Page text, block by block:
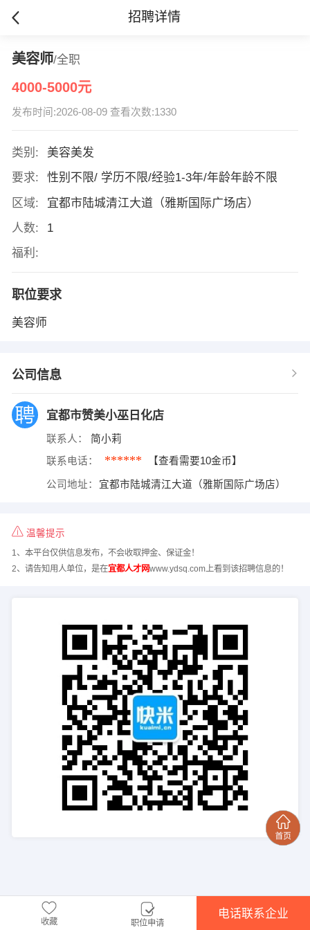
招聘详情
美容师/全职
4000-5000元
发布时间:2026-08-09 查看次数:1330
类别:
美容美发
要求:
性别不限/ 学历不限/经验1-3年/年龄年龄不限
区域:
宜都市陆城清江大道（雅斯国际广场店）
人数:
1
福利:
职位要求
美容师
公司信息
宜都市赞美小巫日化店
联系人： 简小莉
联系电话： ****** 【查看需要10金币】
公司地址： 宜都市陆城清江大道（雅斯国际广场店）
温馨提示
1、本平台仅供信息发布，不会收取押金、保证金！
2、请告知用人单位，是在宜都人才网www.ydsq.com上看到该招聘信息的！
收藏 职位申请
电话联系企业